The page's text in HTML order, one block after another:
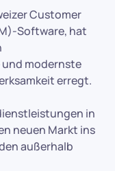
Customer
Software, hat
modernste
erregt.
in
neuen Markt ins
außerhalb